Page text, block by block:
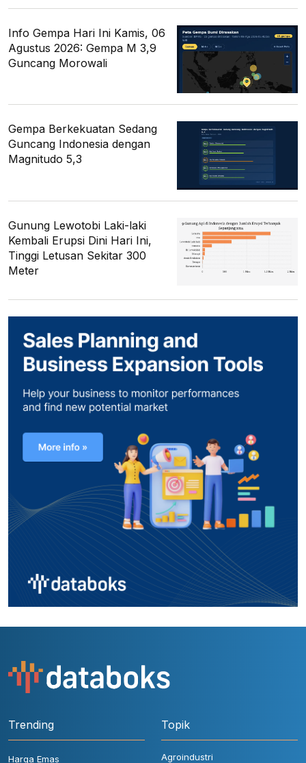
Info Gempa Hari Ini Kamis, 06
Agustus 2026: Gempa M 3,9
Guncang Morowali
Gempa Berkekuatan Sedang
Guncang Indonesia dengan
Magnitudo 5,3
Gunung Lewotobi Laki-laki
Kembali Erupsi Dini Hari Ini,
Tinggi Letusan Sekitar 300
Meter
Trending
Harga Emas
Topik
Agroindustri